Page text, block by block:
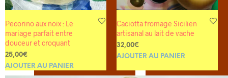
Pecorino aux noix : Le
mariage parfait entre
douceur et croquant
25,00€
AJOUTER AU PANIER
Caciotta fromage Sicilien
artisanal au lait de vache
32,00€
AJOUTER AU PANIER